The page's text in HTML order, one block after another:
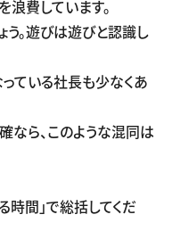
費しています。
。遊びは遊びと認識し
ている社長も少なくあ
なら、このような混同は
間」で総括してくだ